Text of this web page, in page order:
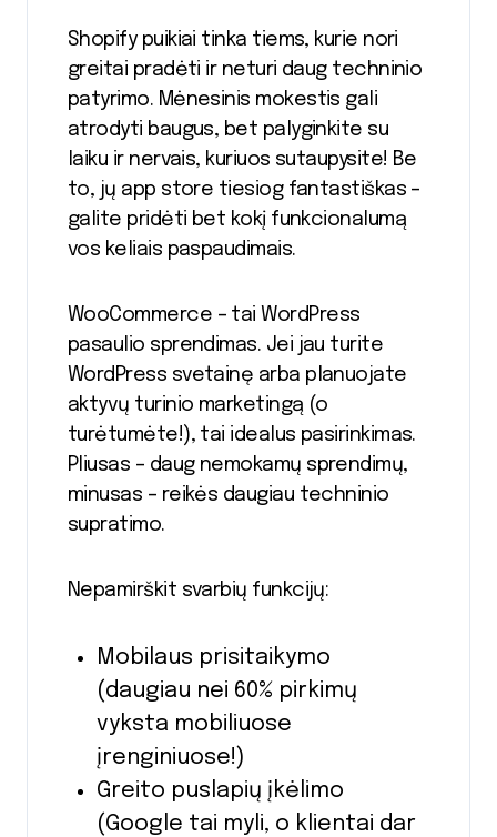
Shopify puikiai tinka tiems, kurie nori
greitai pradėti ir neturi daug techninio
patyrimo. Mėnesinis mokestis gali
atrodyti baugus, bet palyginkite su
laiku ir nervais, kuriuos sutaupysite! Be
to, jų app store tiesiog fantastiškas –
galite pridėti bet kokį funkcionalumą
vos keliais paspaudimais.
WooCommerce – tai WordPress
pasaulio sprendimas. Jei jau turite
WordPress svetainę arba planuojate
aktyvų turinio marketingą (o
turėtumėte!), tai idealus pasirinkimas.
Pliusas – daug nemokamų sprendimų,
minusas – reikės daugiau techninio
supratimo.
Nepamirškit svarbių funkcijų:
Mobilaus prisitaikymo
(daugiau nei 60% pirkimų
vyksta mobiliuose
įrenginiuose!)
Greito puslapių įkėlimo
(Google tai myli, o klientai dar